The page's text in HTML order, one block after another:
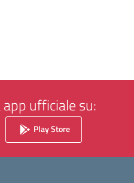
ufficiale su:
Play Store